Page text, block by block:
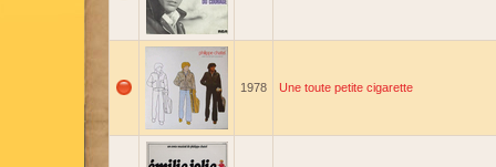
1978 Une toute petite cigarette